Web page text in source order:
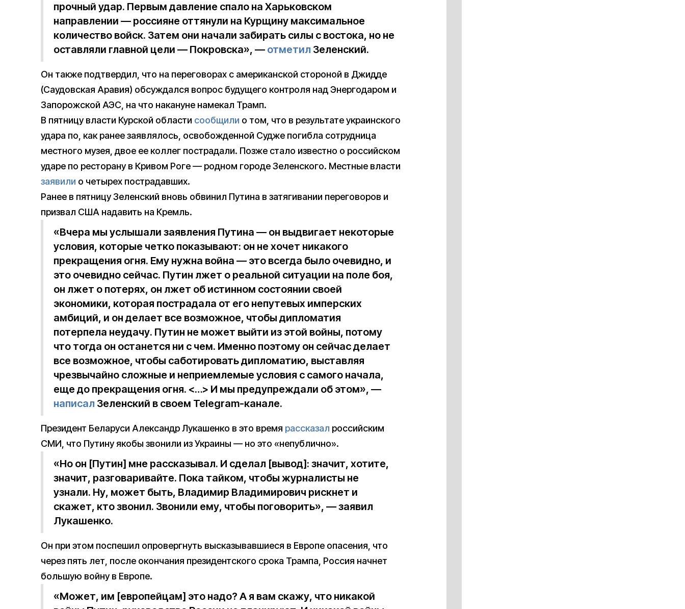
прочный удар. Первым давление спало на Харьковском
направлении — россияне оттянули на Курщину максимальное
количество войск. Затем они начали забирать силы с востока, но не
оставляли главной цели — Покровска», — отметил Зеленский.
Он также подтвердил, что на переговорах с американской стороной в Джидде
(Саудовская Аравия) обсуждался вопрос будущего контроля над Энергодаром и
Запорожской АЭС, на что накануне намекал Трамп.
В пятницу власти Курской области сообщили о том, что в результате украинского
удара по, как ранее заявлялось, освобожденной Судже погибла сотрудница
местного музея, двое ее коллег пострадали. Позже стало известно о российском
ударе по ресторану в Кривом Роге — родном городе Зеленского. Местные власти
заявили о четырех пострадавших.
Ранее в пятницу Зеленский вновь обвинил Путина в затягивании переговоров и
призвал США надавить на Кремль.
«Вчера мы услышали заявления Путина — он выдвигает некоторые
условия, которые четко показывают: он не хочет никакого
прекращения огня. Ему нужна война — это всегда было очевидно, и
это очевидно сейчас. Путин лжет о реальной ситуации на поле боя,
он лжет о потерях, он лжет об истинном состоянии своей
экономики, которая пострадала от его непутевых имперских
амбиций, и он делает все возможное, чтобы дипломатия
потерпела неудачу. Путин не может выйти из этой войны, потому
что тогда он останется ни с чем. Именно поэтому он сейчас делает
все возможное, чтобы саботировать дипломатию, выставляя
чрезвычайно сложные и неприемлемые условия с самого начала,
еще до прекращения огня. <…> И мы предупреждали об этом», —
написал Зеленский в своем Telegram-канале.
Президент Беларуси Александр Лукашенко в это время рассказал российским
СМИ, что Путину якобы звонили из Украины — но это «непублично».
«Но он [Путин] мне рассказывал. И сделал [вывод]: значит, хотите,
значит, разговаривайте. Пока тайком, чтобы журналисты не
узнали. Ну, может быть, Владимир Владимирович рискнет и
скажет, кто звонил. Звонили ему, чтобы поговорить», — заявил
Лукашенко.
Он при этом поспешил опровергнуть высказывавшиеся в Европе опасения, что
через пять лет, после окончания президентского срока Трампа, Россия начнет
большую войну в Европе.
«Может, им [европейцам] это надо? А я вам скажу, что никакой